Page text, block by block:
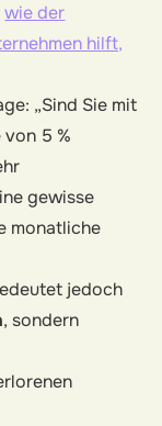
wie der
hilft,
„Sind Sie mit
5 %
gewisse
monatliche
jedoch
, sondern